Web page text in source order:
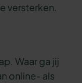
versterken.
Waar ga jij
online- als